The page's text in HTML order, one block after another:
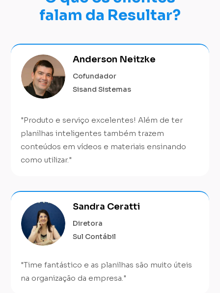
falam da Resultar?
Anderson Neitzke
Cofundador
Sisand Sistemas
"Produto e serviço excelentes! Além de ter
planilhas inteligentes também trazem
conteúdos em vídeos e materiais ensinando
como utilizar."
Sandra Ceratti
Diretora
Sul Contábil
"Time fantástico e as planilhas são muito úteis
na organização da empresa."